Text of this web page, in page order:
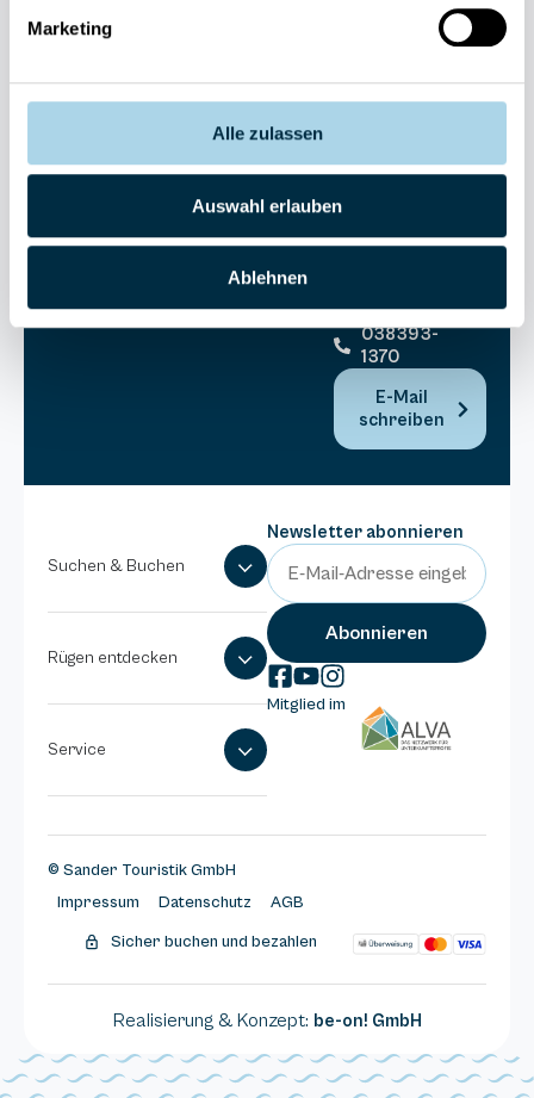
Marketing
Alle zulassen
Auswahl erlauben
Ablehnen
038393-
30270
Anlage
038393-
1370
E-Mail
schreiben
Suchen & Buchen
Rügen entdecken
Service
Newsletter abonnieren
Mitglied im
© Sander Touristik GmbH
Impressum
Datenschutz AGB
Sicher buchen und bezahlen
Realisierung & Konzept: be-on! GmbH